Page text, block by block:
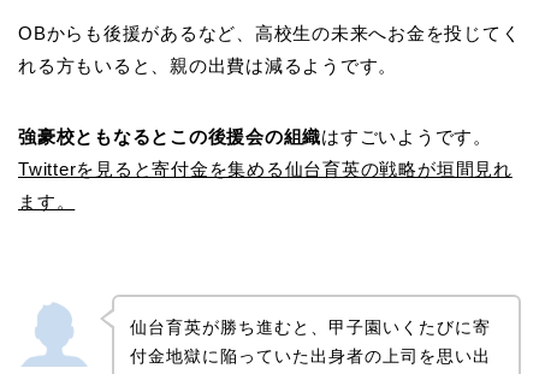
OBからも後援があるなど、高校生の未来へお金を投じてく
れる方もいると、親の出費は減るようです。
強豪校ともなるとこの後援会の組織はすごいようです。
Twitterを見ると寄付金を集める仙台育英の戦略が垣間見れ
ます。
仙台育英が勝ち進むと、甲子園いくたびに寄
付金地獄に陥っていた出身者の上司を思い出